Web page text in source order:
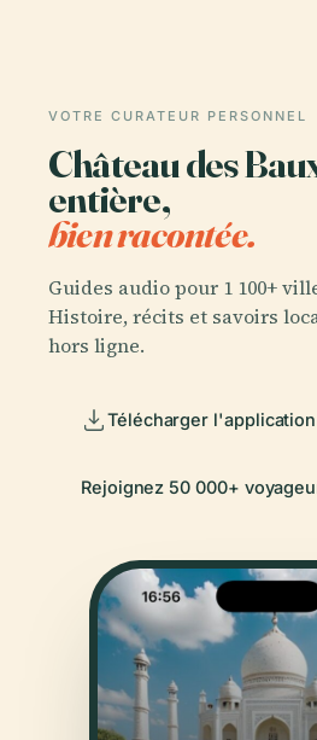
VOTRE CURATEUR PERSONNEL
Château des
entière,
bien racontée.
Guides audio pour 1 100+
Histoire, récits et savoirs
hors ligne.
Télécharger l'application
Rejoignez 50 000+